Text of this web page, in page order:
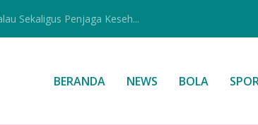
Sekaligus Penjaga Keseh...
BERANDA NEWS BOLA